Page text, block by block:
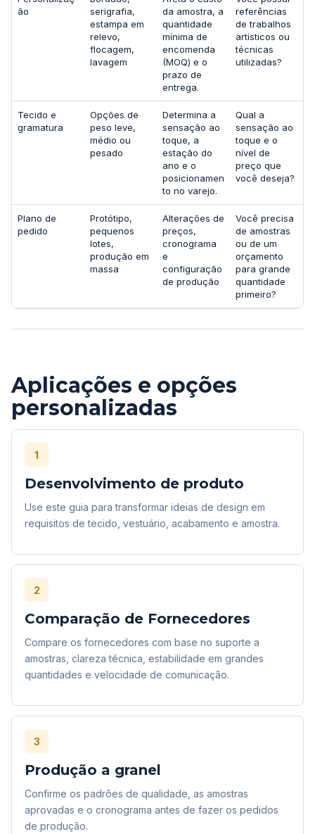
ão
serigrafia,
estampa em
relevo,
flocagem,
lavagem
da amostra, a
quantidade
mínima de
encomenda
(MOQ) e o
prazo de
entrega.
referências
de trabalhos
artísticos ou
técnicas
utilizadas?
Tecido e
gramatura
Opções de
peso leve,
médio ou
pesado
Determina a
sensação ao
toque, a
estação do
ano e o
posicionamen
to no varejo.
Qual a
sensação ao
toque e o
nível de
preço que
você deseja?
Plano de
pedido
Protótipo,
pequenos
lotes,
produção em
massa
Alterações de
preços,
cronograma
e
configuração
de produção
Você precisa
de amostras
ou de um
orçamento
para grande
quantidade
primeiro?
Aplicações e opções
personalizadas
1
Desenvolvimento de produto
Use este guia para transformar ideias de design em
requisitos de tecido, vestuário, acabamento e amostra.
2
Comparação de Fornecedores
Compare os fornecedores com base no suporte a
amostras, clareza técnica, estabilidade em grandes
quantidades e velocidade de comunicação.
3
Produção a granel
Confirme os padrões de qualidade, as amostras
aprovadas e o cronograma antes de fazer os pedidos
de produção.